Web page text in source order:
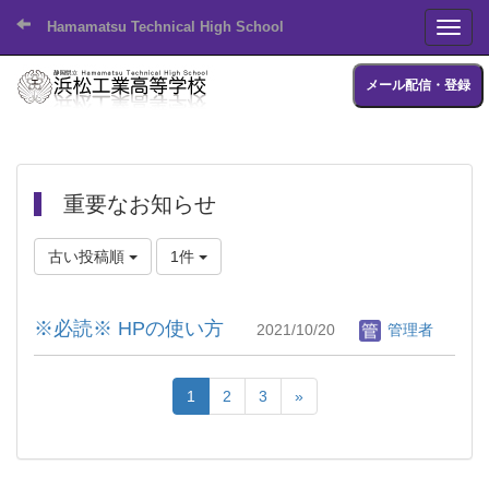
Hamamatsu Technical High School
メール配信・登録
重要なお知らせ
古い投稿順 1件
※必読※ HPの使い方 2021/10/20 管理者
1 2 3 »